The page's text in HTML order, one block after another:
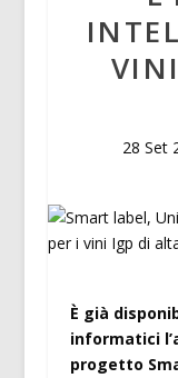
28 Set
È già
informatici
progetto